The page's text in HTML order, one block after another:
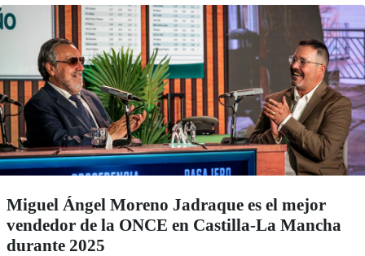
Miguel Ángel Moreno Jadraque es el mejor
vendedor de la ONCE en Castilla-La Mancha
durante 2025